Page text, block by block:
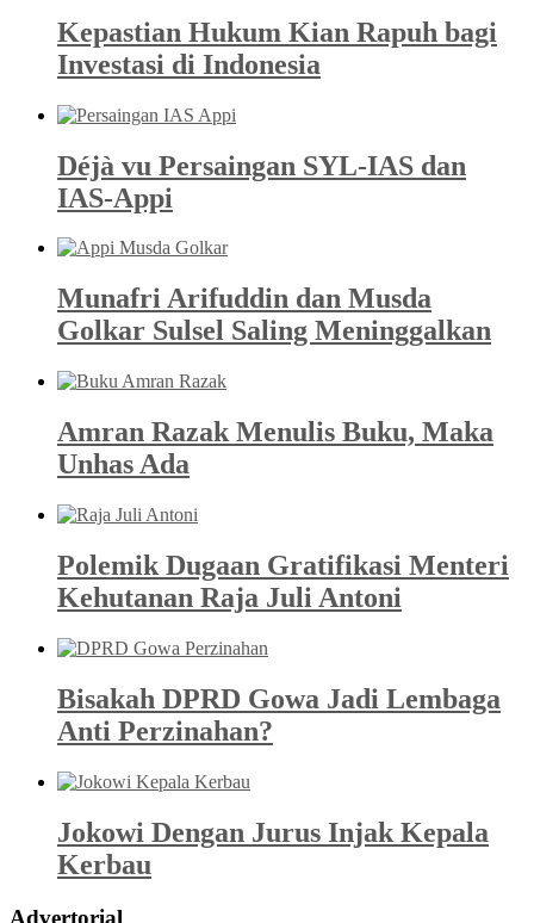
Kepastian Hukum Kian Rapuh bagi
Investasi di Indonesia
Déjà vu Persaingan SYL-IAS dan
IAS-Appi
Munafri Arifuddin dan Musda
Golkar Sulsel Saling Meninggalkan
Amran Razak Menulis Buku, Maka
Unhas Ada
Polemik Dugaan Gratifikasi Menteri
Kehutanan Raja Juli Antoni
Bisakah DPRD Gowa Jadi Lembaga
Anti Perzinahan?
Jokowi Dengan Jurus Injak Kepala
Kerbau
Advertorial